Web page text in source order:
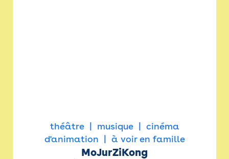
théâtre musique
cinéma
d'animation
à voir en famille
MoJurZiKong